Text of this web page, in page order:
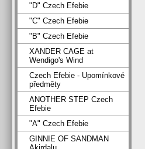
"D" Czech Efebie
"C" Czech Efebie
"B" Czech Efebie
XANDER CAGE at
Wendigo's Wind
Czech Efebie - Upomínkové
předměty
ANOTHER STEP Czech
Efebie
"A" Czech Efebie
GINNIE OF SANDMAN